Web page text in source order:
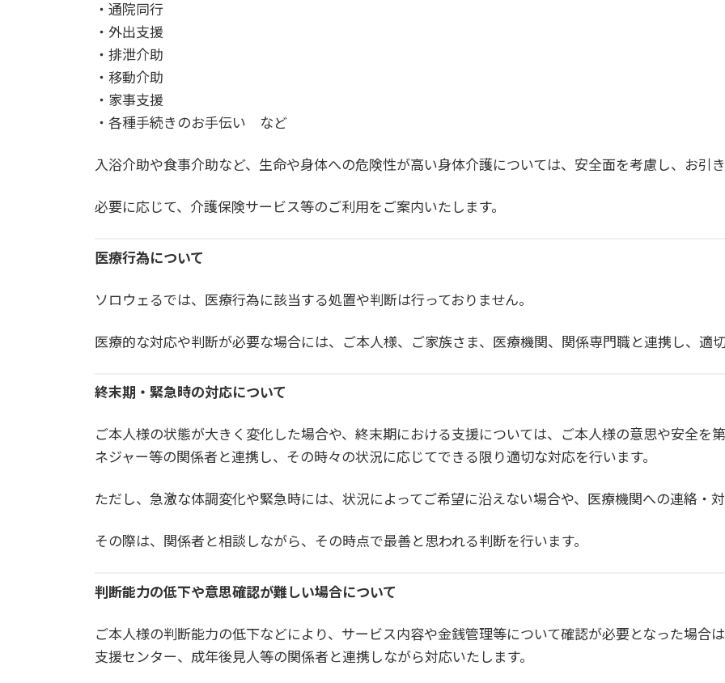
・通院同行
・外出支援
・排泄介助
・移動介助
・家事支援
・各種手続きのお手伝い など
入浴介助や食事介助など、生命や身体への危険性が高い身体介護については、安全面を考慮し、お引
必要に応じて、介護保険サービス等のご利用をご案内いたします。
医療行為について
ソロウェるでは、医療行為に該当する処置や判断は行っておりません。
医療的な対応や判断が必要な場合には、ご本人様、ご家族さま、医療機関、関係専門職と連携し、適
終末期・緊急時の対応について
ご本人様の状態が大きく変化した場合や、終末期における支援については、ご本人様の意思や安全を
ネジャー等の関係者と連携し、その時々の状況に応じてできる限り適切な対応を行います。
ただし、急激な体調変化や緊急時には、状況によってご希望に沿えない場合や、医療機関への連絡・
その際は、関係者と相談しながら、その時点で最善と思われる判断を行います。
判断能力の低下や意思確認が難しい場合について
ご本人様の判断能力の低下などにより、サービス内容や金銭管理等について確認が必要となった場合
支援センター、成年後見人等の関係者と連携しながら対応いたします。